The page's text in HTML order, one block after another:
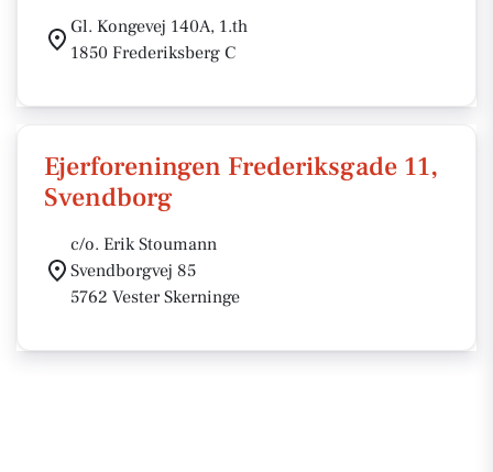
Gl. Kongevej 140A, 1.th
1850 Frederiksberg C
Ejerforeningen Frederiksgade 11,
Svendborg
c/o. Erik Stoumann
Svendborgvej 85
5762 Vester Skerninge